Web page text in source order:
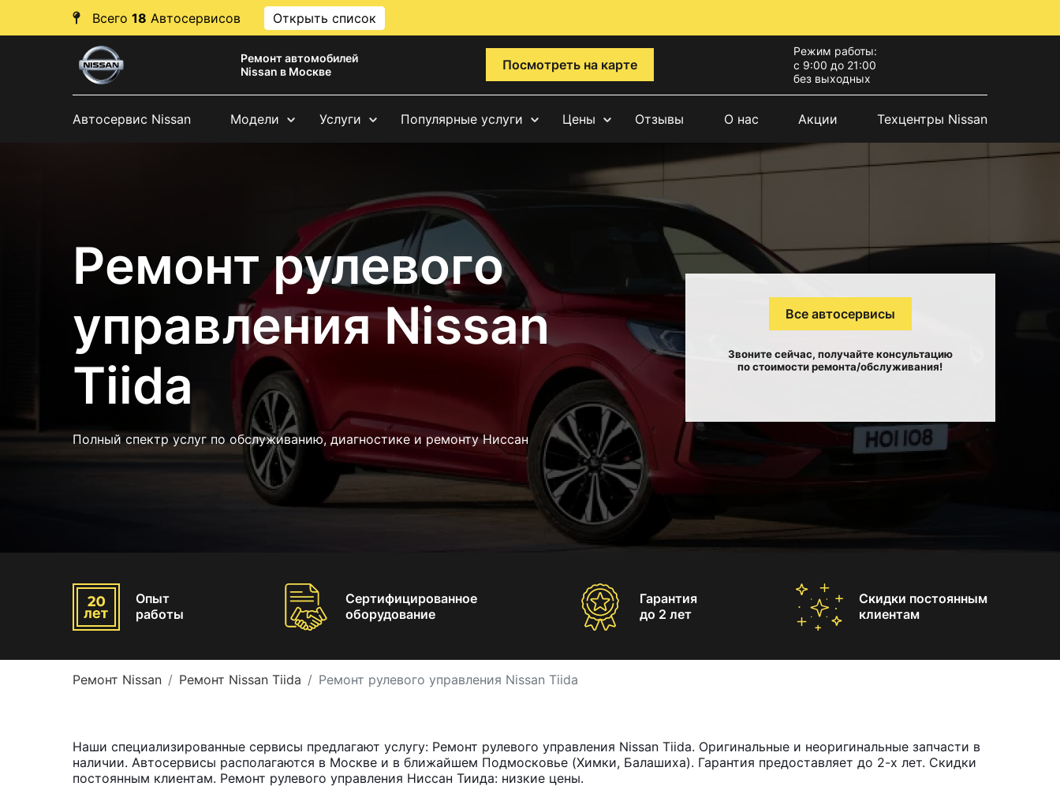
Всего 18 Автосервисов Открыть список
Ремонт автомобилей
Nissan в Москве
Посмотреть на карте
Режим работы:
с 9:00 до 21:00
без выходных
Автосервис Nissan Модели Услуги Популярные услуги Цены Отзывы О нас Акции Техцентры Nissan
Ремонт рулевого
управления Nissan
Tiida
Полный спектр услуг по обслуживанию, диагностике и ремонту Ниссан
Все автосервисы
Звоните сейчас, получайте консультацию
по стоимости ремонта/обслуживания!
Опыт
работы
Сертифицированное
оборудование
Гарантия
до 2 лет
Скидки постоянным
клиентам
Ремонт Nissan Ремонт Nissan Tiida Ремонт рулевого управления Nissan Tiida
Наши специализированные сервисы предлагают услугу: Ремонт рулевого управления Nissan Tiida. Оригинальные и неоригинальные запчасти в
наличии. Автосервисы располагаются в Москве и в ближайшем Подмосковье (Химки, Балашиха). Гарантия предоставляет до 2-х лет. Скидки
постоянным клиентам. Ремонт рулевого управления Ниссан Тиида: низкие цены.